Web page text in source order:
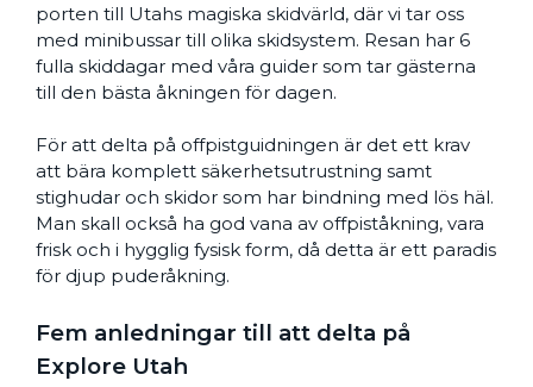
porten till Utahs magiska skidvärld, där vi tar oss
med minibussar till olika skidsystem. Resan har 6
fulla skiddagar med våra guider som tar gästerna
till den bästa åkningen för dagen.
För att delta på offpistguidningen är det ett krav
att bära komplett säkerhetsutrustning samt
stighudar och skidor som har bindning med lös häl.
Man skall också ha god vana av offpiståkning, vara
frisk och i hygglig fysisk form, då detta är ett paradis
för djup puderåkning.
Fem anledningar till att delta på
Explore Utah